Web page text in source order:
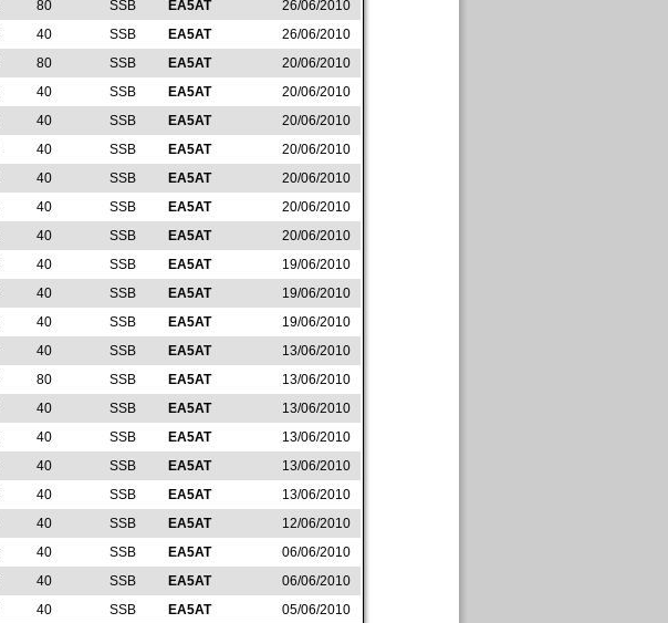
80 SSB EA5AT
26/06/2010
40 SSB EA5AT
26/06/2010
80 SSB EA5AT
20/06/2010
40 SSB EA5AT
20/06/2010
40 SSB EA5AT
20/06/2010
40 SSB EA5AT
20/06/2010
40 SSB EA5AT
20/06/2010
40 SSB EA5AT
20/06/2010
40 SSB EA5AT
20/06/2010
40 SSB EA5AT
19/06/2010
40 SSB EA5AT
19/06/2010
40 SSB EA5AT
19/06/2010
40 SSB EA5AT
13/06/2010
80 SSB EA5AT
13/06/2010
40 SSB EA5AT
13/06/2010
40 SSB EA5AT
13/06/2010
40 SSB EA5AT
13/06/2010
40 SSB EA5AT
13/06/2010
40 SSB EA5AT
12/06/2010
40 SSB EA5AT
06/06/2010
40 SSB EA5AT
06/06/2010
40 SSB EA5AT
05/06/2010